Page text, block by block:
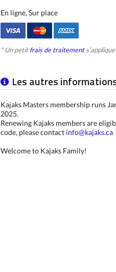
En ligne, Sur place
* Un petitfrais de traitements’applique
Les autres
Kajaks Masters membership runs
2025.
Renewing Kajaks members are
code, please contact info@kajaks.ca
Welcome to Kajaks Family!